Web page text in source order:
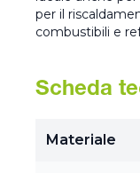
per il
combustibili e
Scheda
Materiale